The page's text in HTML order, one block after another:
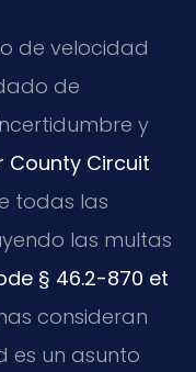
de velocidad
de
y
County Circuit
todas las
las multas
§ 46.2-870 et
consideran
es un asunto